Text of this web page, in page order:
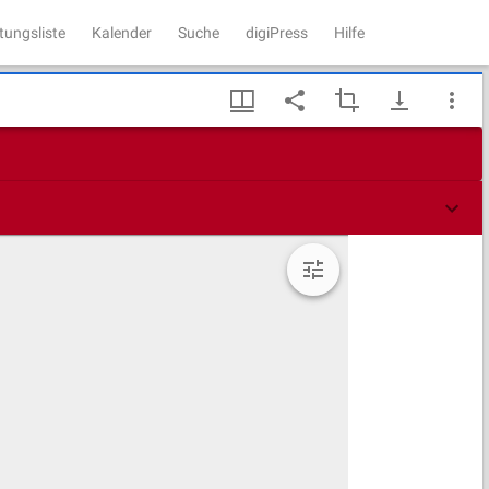
Kalender Suche digiPress Hilfe